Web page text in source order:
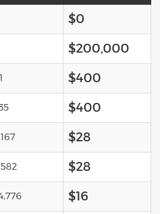
$0
$200,000
$400
$400
$28
$28
$16